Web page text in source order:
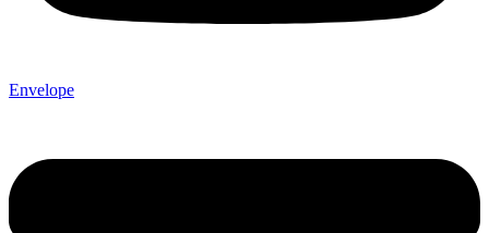
Envelope